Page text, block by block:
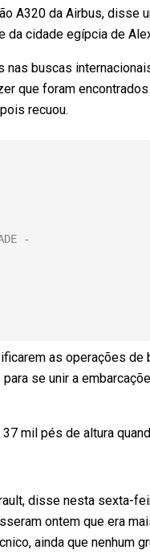
A320 da Airbus, disse
cidade egípcia de
nas buscas
que foram
recuou.
as operações de
se unir a
mil pés de altura
disse nesta sexta-
ontem que era
ainda que nenhum